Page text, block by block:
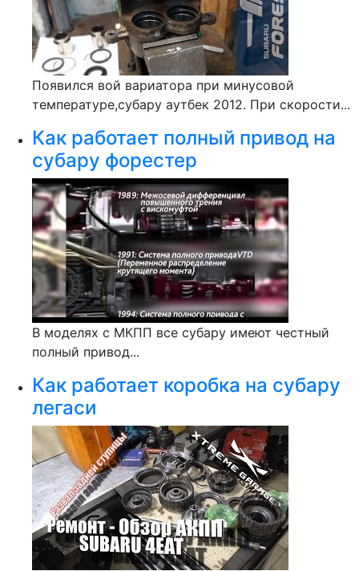
Появился вой вариатора при минусовой
температуре,субару аутбек 2012. При скорости...
Как работает полный привод на
субару форестер
В моделях с МКПП все субару имеют честный
полный привод...
Как работает коробка на субару
легаси